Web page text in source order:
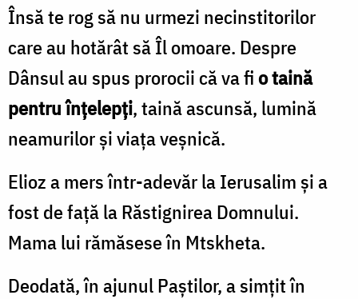
Însă te rog să nu urmezi necinstitorilor
care au hotărât să Îl omoare. Despre
Dânsul au spus prorocii că va fio taină
pentru înţelepţi, taină ascunsă, lumină
neamurilor şi viaţa veşnică.
Elioz a mers într-adevăr la Ierusalim şi a
fost de faţă la Răstignirea Domnului.
Mama lui rămăsese în Mtskheta.
Deodată, în ajunul Paştilor, a simţit în